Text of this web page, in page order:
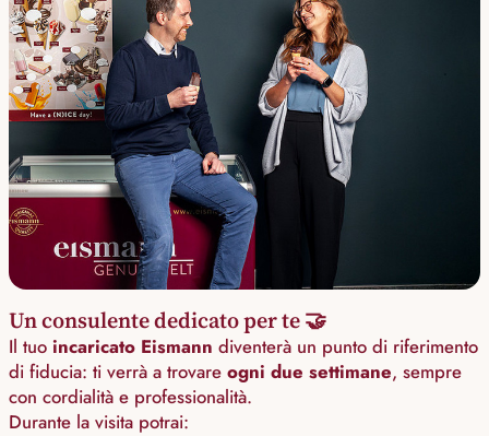
Un consulente dedicato per te 🤝
Il tuo incaricato Eismann diventerà un punto di riferimento
di fiducia: ti verrà a trovare ogni due settimane, sempre
con cordialità e professionalità.
Durante la visita potrai: